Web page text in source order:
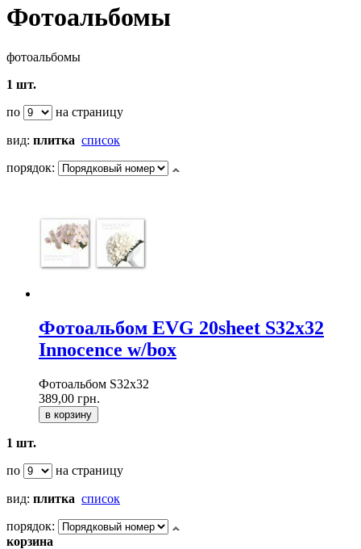
Фотоальбомы
фотоальбомы
1 шт.
по
на страницу
вид: плитка список
порядок:
Фотоальбом EVG 20sheet S32x32
Innocence w/box
Фотоальбом S32x32
389,00 грн.
в корзину
1 шт.
по
на страницу
вид: плитка список
порядок:
корзина